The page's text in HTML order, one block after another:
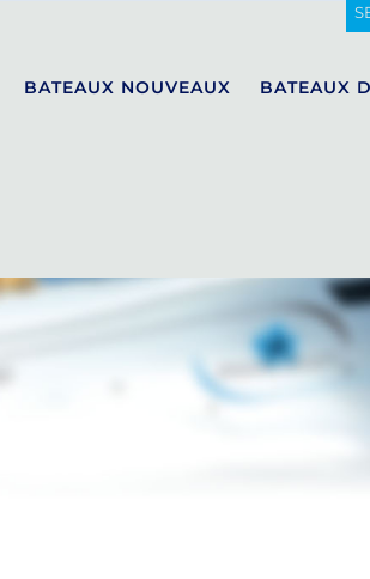
DE ANTONIO YACHTS
BATEAUX NOUVEAUX BATEAUX